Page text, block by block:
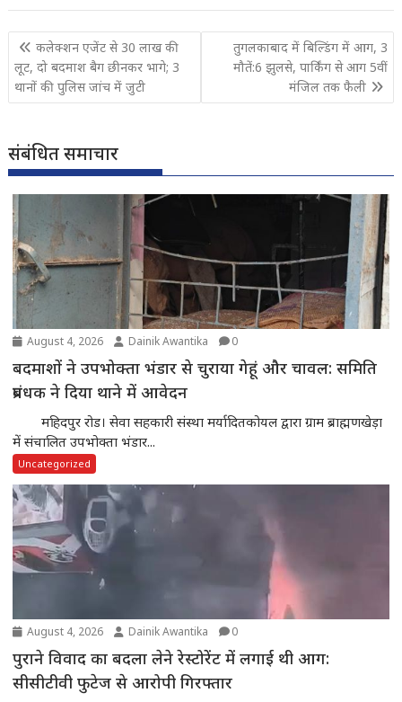
Post
navigation
कलेक्शन एजेंट से 30 लाख की
लूट, दो बदमाश बैग छीनकर भागे; 3
थानों की पुलिस जांच में जुटी
तुगलकाबाद में बिल्डिंग में आग, 3
मौतें:6 झुलसे, पार्किंग से आग 5वीं
मंजिल तक फैली
संबंधित समाचार
August 4, 2026 Dainik Awantika 0
बदमाशों ने उपभोक्ता भंडार से चुराया गेहूं और चावल: समिति
प्रबंधक ने दिया थाने में आवेदन
महिदपुर रोड। सेवा सहकारी संस्था मर्यादितकोयल द्वारा ग्राम ब्राह्मणखेड़ा
में संचालित उपभोक्ता भंडार...
Uncategorized
August 4, 2026 Dainik Awantika 0
पुराने विवाद का बदला लेने रेस्टोरेंट में लगाई थी आग:
सीसीटीवी फुटेज से आरोपी गिरफ्तार